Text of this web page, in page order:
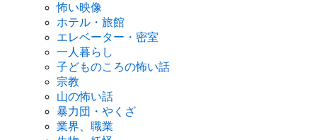
怖い映像
ホテル・旅館
エレベーター・密室
一人暮らし
子どものころの怖い話
宗教
山の怖い話
暴力団・やくざ
業界、職業